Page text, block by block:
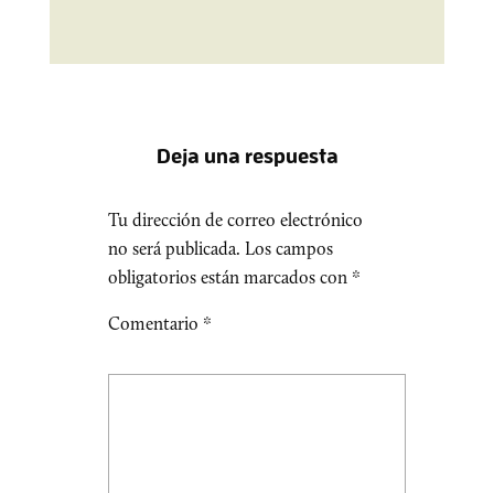
Deja una respuesta
Tu dirección de correo electrónico
no será publicada. Los campos
obligatorios están marcados con *
Comentario *